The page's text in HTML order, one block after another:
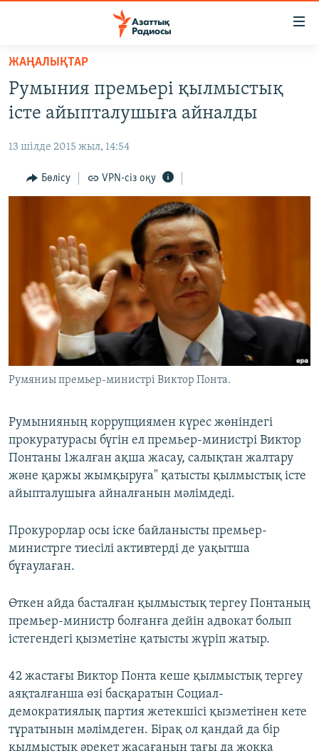
Skip
main
content
to
Navigation
Skip
САЯСАТ
ҚАҢТАР ОҚИҒАСЫ
АДАМ ҚҰҚЫҚТАРЫ
АРНАЙЫ ЖОБАЛАР
Русский
ЖАЗЫЛЫҢЫЗ
ЖАҢАЛЫҚТАР
Румыния премьері қылмыстық
істе айыпталушыға айналды
13 шілде 2015 жыл, 14:54
Бөлісу VPN-сіз оқу
Румяниы премьер-министрі Виктор Понта.
Румынияның коррупциямен күрес жөніндегі
прокуратурасы бүгін ел премьер-министрі Виктор
Понтаны 1жалған ақша жасау, салықтан жалтару
және қаржы жымқыруға" қатысты қылмыстық істе
айыпталушыға айналғанын мәлімдеді.
Прокурорлар осы іске байланысты премьер-
министрге тиесілі активтерді де уақытша
бұғаулаған.
Өткен айда басталған қылмыстық тергеу Понтаның
премьер-министр болғанға дейін адвокат болып
істегендегі қызметіне қатысты жүріп жатыр.
42 жастағы Виктор Понта кеше қылмыстық тергеу
аяқталғанша өзі басқаратын Социал-
демократиялық партия жетекшісі қызметінен кете
тұратынын мәлімдеген. Бірақ ол қандай да бір
қылмыстық әрекет жасағанын тағы да жоққа